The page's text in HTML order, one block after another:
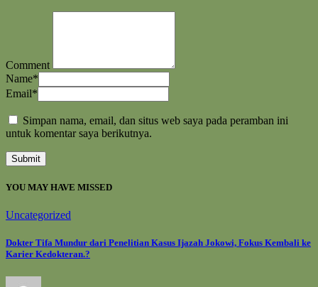
Comment
Name*
Email*
Simpan nama, email, dan situs web saya pada peramban ini
untuk komentar saya berikutnya.
YOU MAY HAVE MISSED
Uncategorized
Dokter Tifa Mundur dari Penelitian Kasus Ijazah Jokowi, Fokus Kembali ke
Karier Kedokteran.?